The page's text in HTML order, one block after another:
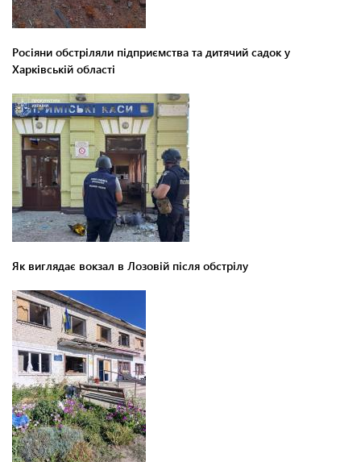
Росіяни обстріляли підприємства та дитячий садок у
Харківській області
Як виглядає вокзал в Лозовій після обстрілу